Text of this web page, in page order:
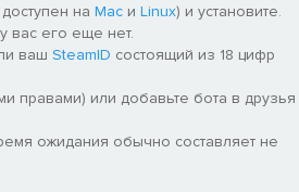
на Mac и Linux) и установите.
вас его еще нет.
ваш SteamID состоящий из 18 цифр
правами) или добавьте бота в друзья
ожидания обычно составляет не